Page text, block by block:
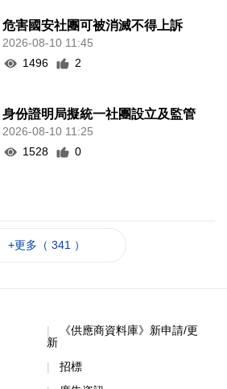
危害國安社團可被消滅不得上訴
2026-08-10 11:45
1496
2
身份證明局擬統一社團設立及監管
2026-08-10 11:25
1528
0
+更多（ 341 ）
《供應商資料庫》新申請/更
新
招標